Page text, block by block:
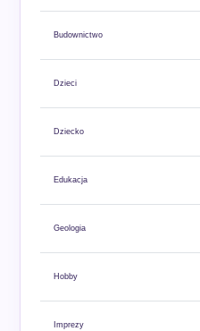
Budownictwo
Dzieci
Dziecko
Edukacja
Geologia
Hobby
Imprezy